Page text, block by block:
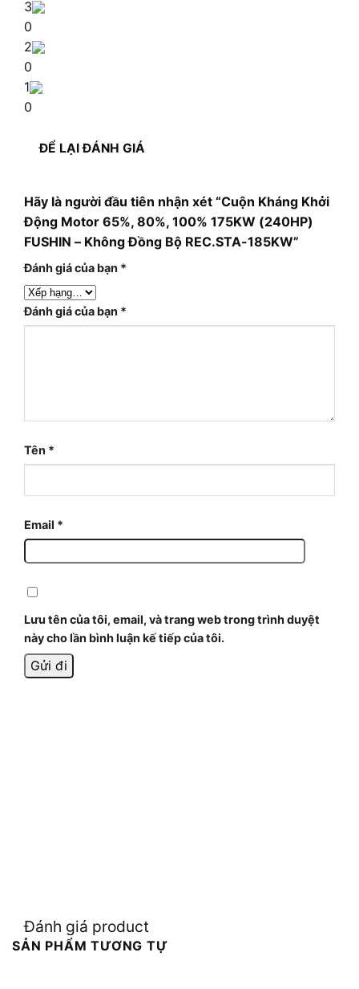
3
0
2
0
1
0
ĐỂ LẠI ĐÁNH GIÁ
Hãy là người đầu tiên nhận xét “Cuộn Kháng Khởi
Động Motor 65%, 80%, 100% 175KW (240HP)
FUSHIN – Không Đồng Bộ REC.STA-185KW”
Đánh giá của bạn *
Đánh giá của bạn *
Tên *
Email *
Lưu tên của tôi, email, và trang web trong trình duyệt
này cho lần bình luận kế tiếp của tôi.
Đánh giá product
SẢN PHẨM TƯƠNG TỰ